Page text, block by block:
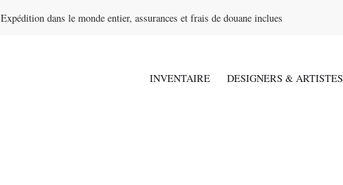
Expédition dans le monde entier, assurances et frais de douane inclues
INVENTAIRE DESIGNERS & ARTISTES